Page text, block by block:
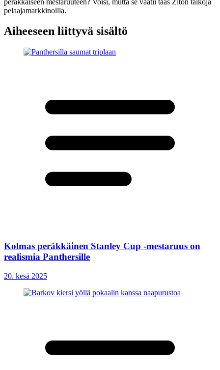
pelaajamarkkinoilla.
Aiheeseen liittyvä sisältö
Kolmas peräkkäinen Stanley Cup -mestaruus on
realismia Panthersille
20. kesä 2025